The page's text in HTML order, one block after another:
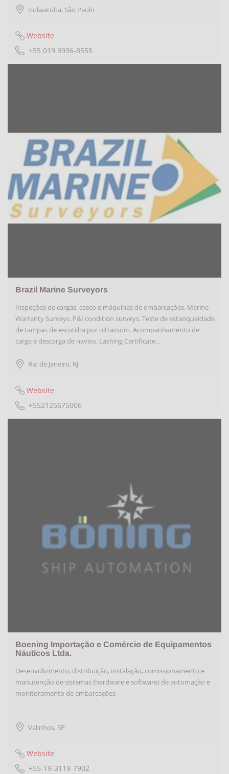
Indaiatuba, São Paulo
Website
+55 019 3936-8555
Brazil Marine Surveyors
Inspeções de cargas, casco e máquinas de embarcações. Marine
Warranty Surveys. P&I condition surveys. Teste de estanqueidade
de tampas de escotilha por ultrassom. Acompanhamento de
carga e descarga de navios. Lashing Certificate…
Rio de Janeiro, RJ
Website
+552125675006
Boening Importação e Comércio de Equipamentos
Náuticos Ltda.
Desenvolvimento, distribuição, instalação, comissionamento e
manutenção de sistemas (hardware e software) de automação e
monitoramento de embarcações
Valinhos, SP
Website
+55-19-3119-7902